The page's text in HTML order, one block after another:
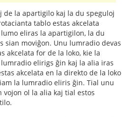
de la apartigilo kaj la du speguloj
tablo estas akcelata
eliras la apartigilon, la du
sian moviĝon. Unu lumradio devas
akcelata for de la loko, kie la
elirigs ĝin kaj la alia iras
akcelata en la direkto de la loko
la lumradio eliris ĝin. Tial unu
ol la alia kaj tial estos